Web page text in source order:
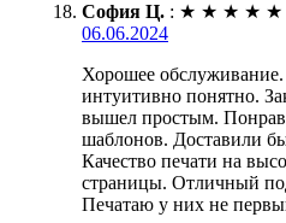
София Ц. : ★ ★ ★ ★ ★
06.06.2024
Хорошее
интуитивно понятно.
вышел простым.
шаблонов. Доставили
Качество печати на
страницы. Отличный
Печатаю у них не